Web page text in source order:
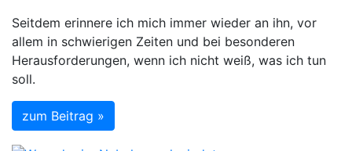
Seitdem erinnere ich mich immer wieder an ihn, vor
allem in schwierigen Zeiten und bei besonderen
Herausforderungen, wenn ich nicht weiß, was ich tun
soll.
zum Beitrag »